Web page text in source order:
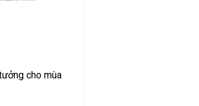
cho mùa